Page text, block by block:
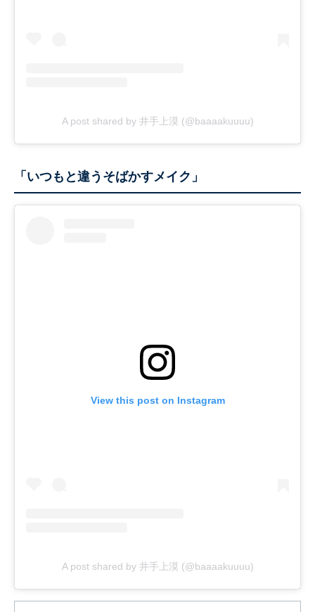
A post shared by 井手上漠 (@baaaakuuuu)
「いつもと違うそばかすメイク」
View this post on Instagram
A post shared by 井手上漠 (@baaaakuuuu)